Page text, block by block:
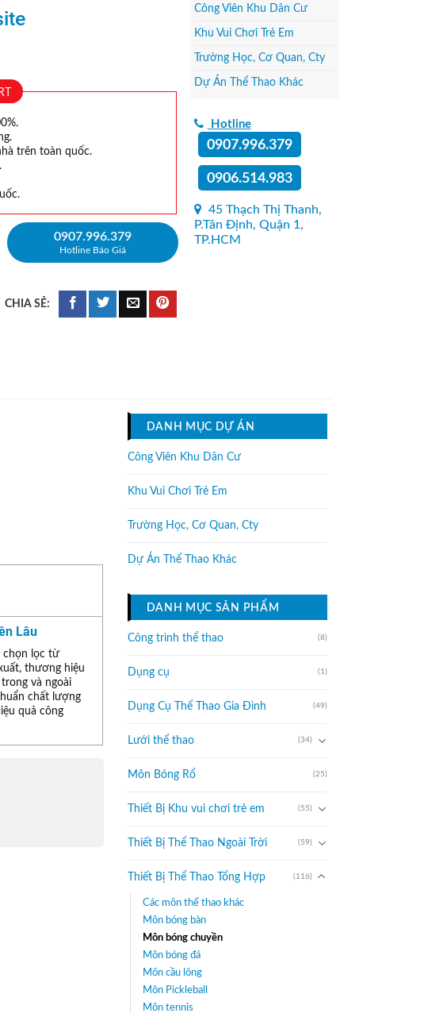
trên toàn quốc.
0907.996.379
Hotline Báo Giá
Công Viên Khu Dân Cư
Khu Vui Chơi Trẻ Em
Trường Học, Cơ Quan, Cty
Dự Án Thể Thao Khác
Hotline
0907.996.379
0906.514.983
45 Thạch Thị Thanh,
P.Tân Định, Quận 1,
TP.HCM
Lâu
chọn lọc từ
thương hiệu
và ngoài
chất lượng
quả công
DANH MỤC DỰ ÁN
Công Viên Khu Dân Cư
Khu Vui Chơi Trẻ Em
Trường Học, Cơ Quan, Cty
Dự Án Thể Thao Khác
DANH MỤC SẢN PHẨM
Công trình thể thao (8)
Dụng cụ (1)
Dụng Cụ Thể Thao Gia Đình (49)
Lưới thể thao (34)
Môn Bóng Rổ (25)
Thiết Bị Khu vui chơi trẻ em (55)
Thiết Bị Thể Thao Ngoài Trời (59)
Thiết Bị Thể Thao Tổng Hợp (116)
Các môn thể thao khác
Môn bóng bàn
Môn bóng chuyền
Môn bóng đá
Môn cầu lông
Môn Pickleball
Môn tennis